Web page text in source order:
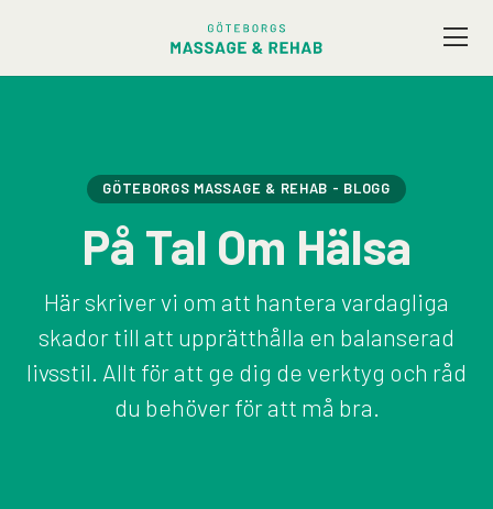
Företagsmassage
Friskvård
Terapeuter
Presentkort
GÖTEBORGS MASSAGE & REHAB - BLOGG
På Tal Om Hälsa
Här skriver vi om att hantera vardagliga
skador till att upprätthålla en balanserad
livsstil. Allt för att ge dig de verktyg och råd
du behöver för att må bra.